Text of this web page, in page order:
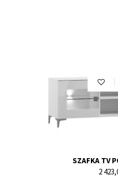
SZAFKA TV
Cena
2